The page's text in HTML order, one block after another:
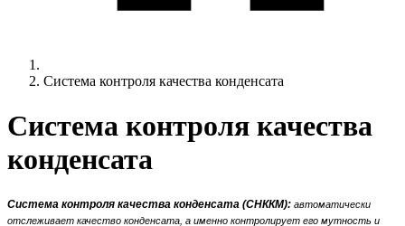
Система контроля качества конденсата
Система контроля качества
конденсата
Система контроля качества конденсата (СНККМ): автоматически
отслеживает качество конденсата, а именно контролирует его мутность и